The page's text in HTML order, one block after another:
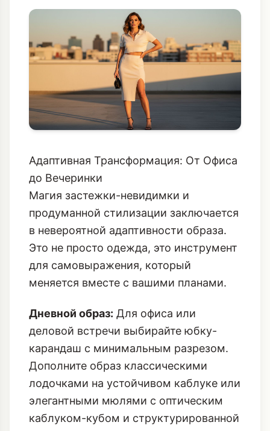
Адаптивная Трансформация: От Офиса
до Вечеринки
Магия застежки-невидимки и
продуманной стилизации заключается
в невероятной адаптивности образа.
Это не просто одежда, это инструмент
для самовыражения, который
меняется вместе с вашими планами.
Дневной образ: Для офиса или
деловой встречи выбирайте юбку-
карандаш с минимальным разрезом.
Дополните образ классическими
лодочками на устойчивом каблуке или
элегантными мюлями с оптическим
каблуком-кубом и структурированной